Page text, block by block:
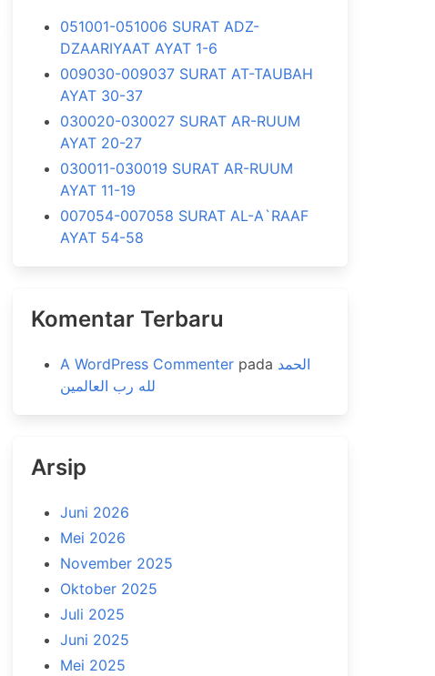
051001-051006 SURAT ADZ-
DZAARIYAAT AYAT 1-6
009030-009037 SURAT AT-TAUBAH
AYAT 30-37
030020-030027 SURAT AR-RUUM
AYAT 20-27
030011-030019 SURAT AR-RUUM
AYAT 11-19
007054-007058 SURAT AL-A`RAAF
AYAT 54-58
Komentar Terbaru
A WordPress Commenterpada الحمد
لله رب العالمين
Arsip
Juni 2026
Mei 2026
November 2025
Oktober 2025
Juli 2025
Juni 2025
Mei 2025